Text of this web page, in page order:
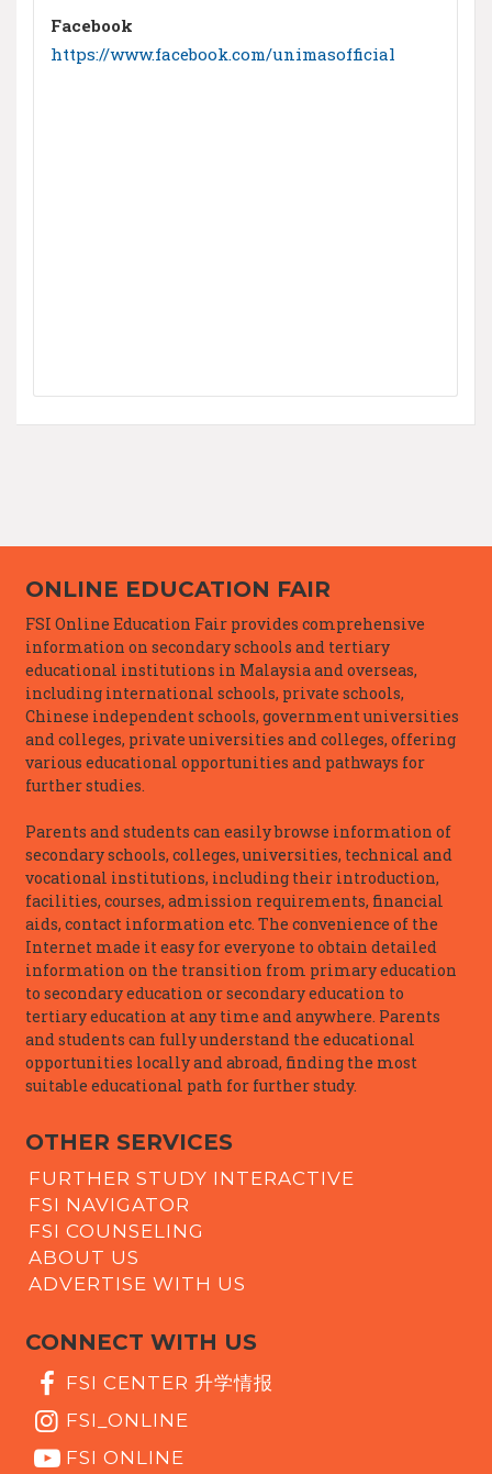
Facebook
https://www.facebook.com/unimasofficial
ONLINE EDUCATION FAIR
FSI Online Education Fair provides comprehensive
information on secondary schools and tertiary
educational institutions in Malaysia and overseas,
including international schools, private schools,
Chinese independent schools, government universities
and colleges, private universities and colleges, offering
various educational opportunities and pathways for
further studies.
Parents and students can easily browse information of
secondary schools, colleges, universities, technical and
vocational institutions, including their introduction,
facilities, courses, admission requirements, financial
aids, contact information etc. The convenience of the
Internet made it easy for everyone to obtain detailed
information on the transition from primary education
to secondary education or secondary education to
tertiary education at any time and anywhere. Parents
and students can fully understand the educational
opportunities locally and abroad, finding the most
suitable educational path for further study.
OTHER SERVICES
FURTHER STUDY INTERACTIVE
FSI NAVIGATOR
FSI COUNSELING
ABOUT US
ADVERTISE WITH US
CONNECT WITH US
FSI CENTER 升学情报
FSI_ONLINE
FSI ONLINE